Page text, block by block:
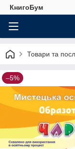
КнигоБум
Товари та
–5%